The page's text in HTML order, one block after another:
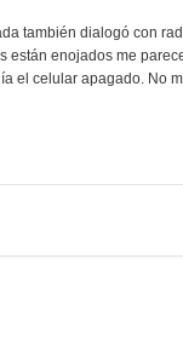
también dialogó con
están enojados me
el celular apagado. No